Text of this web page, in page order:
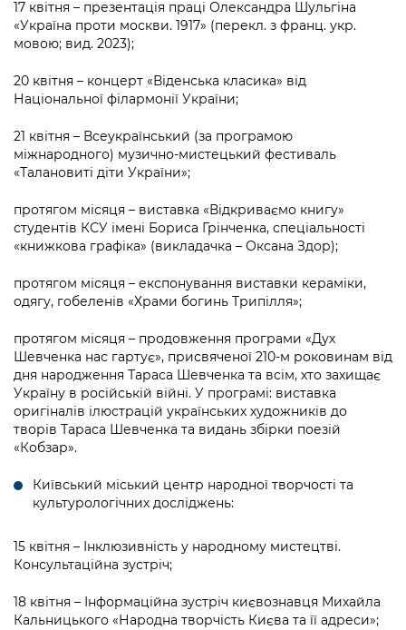
17 квітня – презентація праці Олександра Шульгіна
«Україна проти москви. 1917» (перекл. з франц. укр.
мовою; вид. 2023);
20 квітня – концерт «Віденська класика» від
Національної філармонії України;
21 квітня – Всеукраїнський (за програмою
міжнародного) музично-мистецький фестиваль
«Талановиті діти України»;
протягом місяця – виставка «Відкриваємо книгу»
студентів КСУ імені Бориса Грінченка, спеціальності
«книжкова графіка» (викладачка – Оксана Здор);
протягом місяця – експонування виставки кераміки,
одягу, гобеленів «Храми богинь Трипілля»;
протягом місяця – продовження програми «Дух
Шевченка нас гартує», присвяченої 210-м роковинам від
дня народження Тараса Шевченка та всім, хто захищає
Україну в російській війні. У програмі: виставка
оригіналів ілюстрацій українських художників до
творів Тараса Шевченка та видань збірки поезій
«Кобзар».
Київський міський центр народної творчості та
культурологічних досліджень:
15 квітня – Інклюзивність у народному мистецтві.
Консультаційна зустріч;
18 квітня – Інформаційна зустріч києвознавця Михайла
Кальницького «Народна творчість Києва та її адреси»;